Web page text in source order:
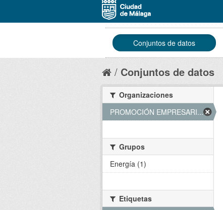
Conjuntos de datos
Conjuntos de datos
Organizaciones
PROMOCIÓN EMPRESARI... (1)
Grupos
Energía (1)
Etiquetas